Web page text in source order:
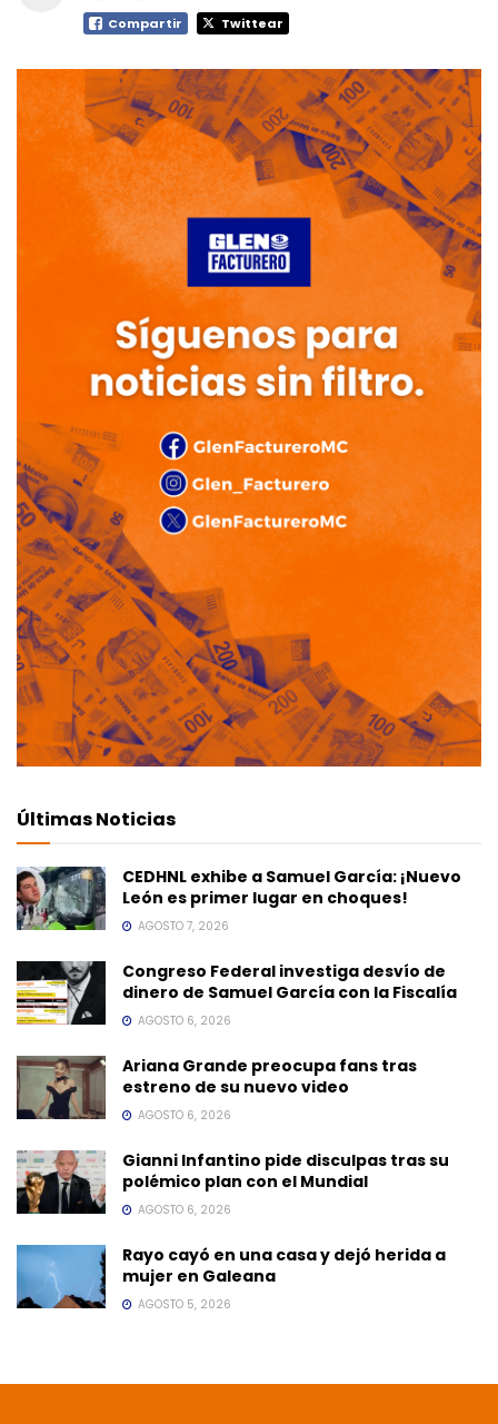
Compartir Twittear
Últimas Noticias
CEDHNL exhibe a Samuel García: ¡Nuevo
León es primer lugar en choques!
AGOSTO 7, 2026
Congreso Federal investiga desvío de
dinero de Samuel García con la Fiscalía
AGOSTO 6, 2026
Ariana Grande preocupa fans tras
estreno de su nuevo video
AGOSTO 6, 2026
Gianni Infantino pide disculpas tras su
polémico plan con el Mundial
AGOSTO 6, 2026
Rayo cayó en una casa y dejó herida a
mujer en Galeana
AGOSTO 5, 2026